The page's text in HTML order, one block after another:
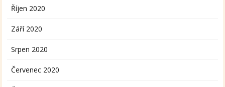
Říjen 2020
Září 2020
Srpen 2020
Červenec 2020